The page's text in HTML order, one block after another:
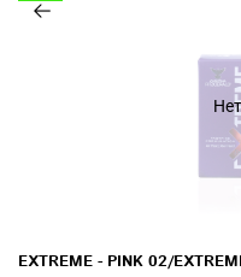
EXTREME - PINK 02/